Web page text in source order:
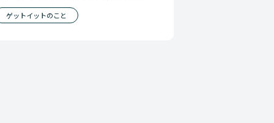
ので 数画面を行ったり来たり 一部参
できなか
ゲットイットのこと